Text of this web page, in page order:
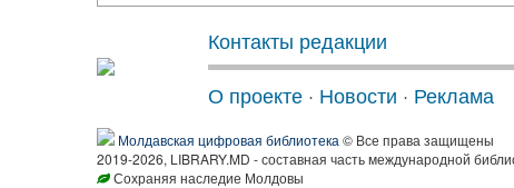
Контакты редакции
О проекте · Новости · Реклама
Молдавская цифровая библиотека © Все права защищены
2019-2026, LIBRARY.MD - составная часть международной
Сохраняя наследие Молдовы